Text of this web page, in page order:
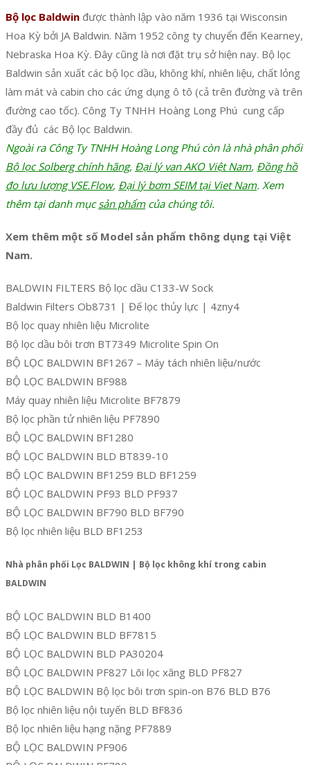
Bộ lọc Baldwin được thành lập vào năm 1936 tại Wisconsin
Hoa Kỳ bởi JA Baldwin. Năm 1952 công ty chuyển đến Kearney,
Nebraska Hoa Kỳ. Đây cũng là nơi đặt trụ sở hiện nay. Bộ lọc
Baldwin sản xuất các bộ lọc dầu, không khí, nhiên liệu, chất lỏng
làm mát và cabin cho các ứng dụng ô tô (cả trên đường và trên
đường cao tốc). Công Ty TNHH Hoàng Long Phú cung cấp
đầy đủ các Bộ lọc Baldwin.
Ngoài ra Công Ty TNHH Hoàng Long Phú còn là nhà phân phối
Bộ lọc Solberg chính hãng, Đại lý van AKO Việt Nam, Đồng hồ
đo lưu lượng VSE.Flow, Đại lý bơm SEIM tại Viet Nam. Xem
thêm tại danh mụcsản phẩmcủa chúng tôi.
Xem thêm một số Model sản phẩm thông dụng tại Việt
Nam.
BALDWIN FILTERS Bộ lọc dầu C133-W Sock
Baldwin Filters Ob8731 | Đế lọc thủy lực | 4zny4
Bộ lọc quay nhiên liệu Microlite
Bộ lọc dầu bôi trơn BT7349 Microlite Spin On
BỘ LỌC BALDWIN BF1267 – Máy tách nhiên liệu/nước
BỘ LỌC BALDWIN BF988
Máy quay nhiên liệu Microlite BF7879
Bộ lọc phần tử nhiên liệu PF7890
BỘ LỌC BALDWIN BF1280
BỘ LỌC BALDWIN BLD BT839-10
BỘ LỌC BALDWIN BF1259 BLD BF1259
BỘ LỌC BALDWIN PF93 BLD PF937
BỘ LỌC BALDWIN BF790 BLD BF790
Bộ lọc nhiên liệu BLD BF1253
Nhà phân phối Lọc BALDWIN | Bộ lọc không khí trong cabin
BALDWIN
BỘ LỌC BALDWIN BLD B1400
BỘ LỌC BALDWIN BLD BF7815
BỘ LỌC BALDWIN BLD PA30204
BỘ LỌC BALDWIN PF827 Lõi lọc xăng BLD PF827
BỘ LỌC BALDWIN Bộ lọc bôi trơn spin-on B76 BLD B76
Bộ lọc nhiên liệu nội tuyến BLD BF836
Bộ lọc nhiên liệu hạng nặng PF7889
BỘ LỌC BALDWIN PF906